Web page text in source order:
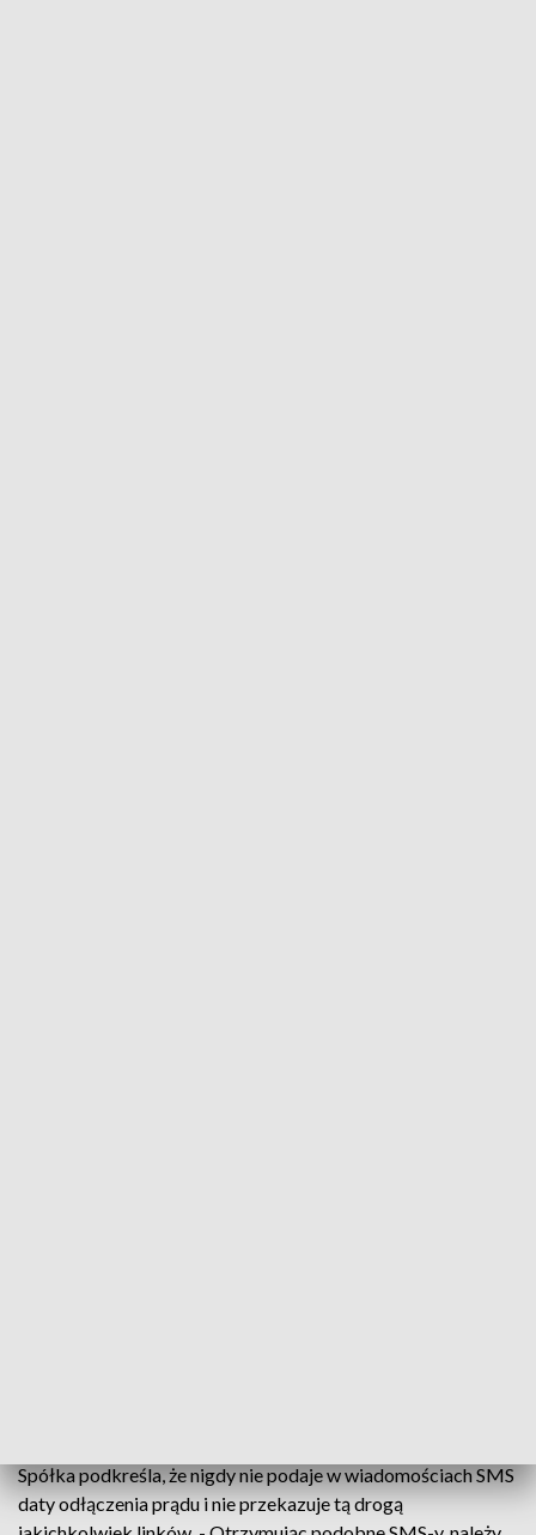
Spółka podkreśla, że nigdy nie podaje w wiadomościach SMS
daty odłączenia prądu i nie przekazuje tą drogą